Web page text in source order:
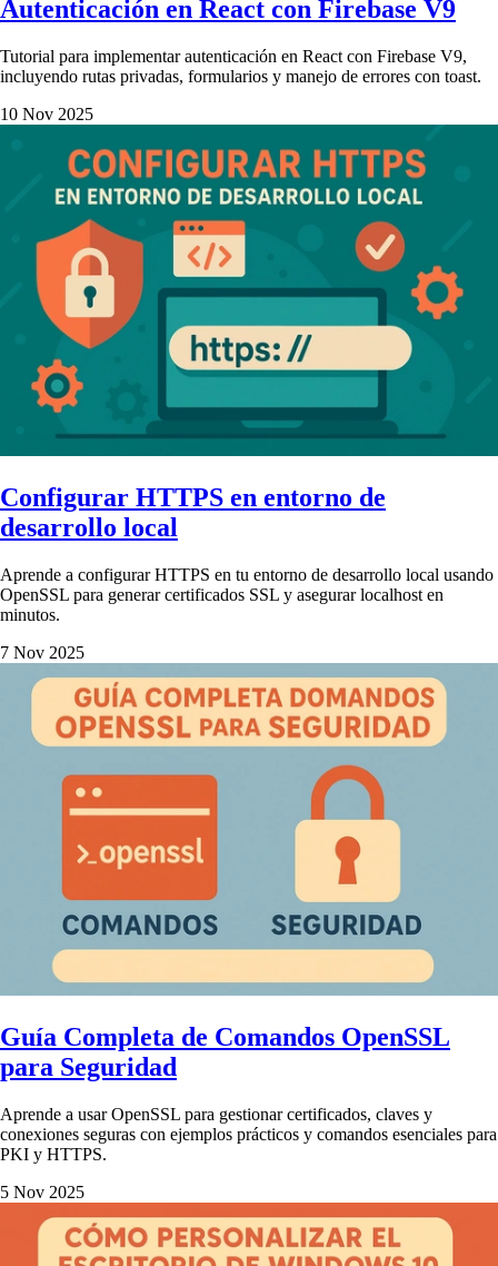
Autenticación en React con Firebase V9
Tutorial para implementar autenticación en React con Firebase V9,
incluyendo rutas privadas, formularios y manejo de errores con toast.
10 Nov 2025
Configurar HTTPS en entorno de
desarrollo local
Aprende a configurar HTTPS en tu entorno de desarrollo local usando
OpenSSL para generar certificados SSL y asegurar localhost en
minutos.
7 Nov 2025
Guía Completa de Comandos OpenSSL
para Seguridad
Aprende a usar OpenSSL para gestionar certificados, claves y
conexiones seguras con ejemplos prácticos y comandos esenciales para
PKI y HTTPS.
5 Nov 2025